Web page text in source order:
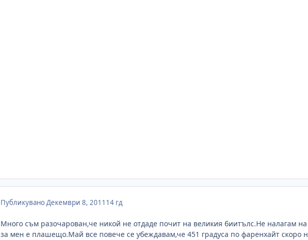
ПубликуваноДекември 8, 2011 14 гд
Много съм разочарован,че никой не отдаде почит на великия биитълс.Не налагам
за мен е плашещо.Май все повече се убеждавам,че 451 градуса по фаренхайт скоро